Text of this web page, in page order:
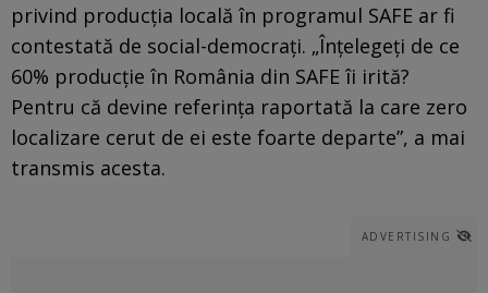
privind producția locală în programul SAFE ar fi
contestată de social-democrați. „Înțelegeți de ce
60% producție în România din SAFE îi irită?
Pentru că devine referința raportată la care zero
localizare cerut de ei este foarte departe”, a mai
transmis acesta.
ADVERTISING